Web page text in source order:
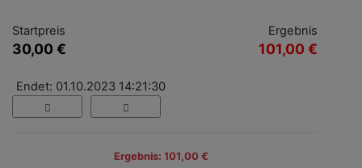
Startpreis
30,00 €
Ergebnis
101,00 €
Endet: 01.10.2023 14:21:30
Ergebnis: 101,00 €